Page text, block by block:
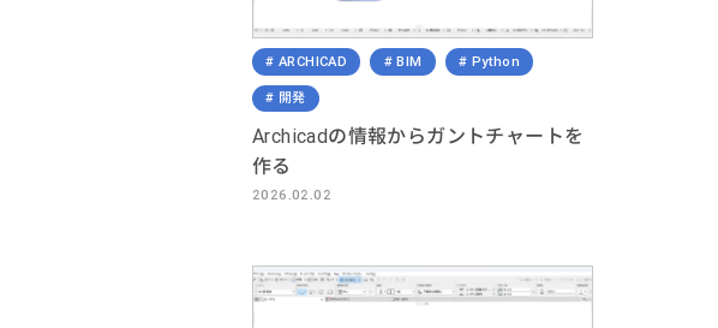
ARCHICAD BIM Python
開発
Archicadの情報からガントチャートを
作る
2026.02.02